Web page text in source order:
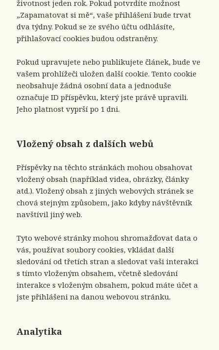
životnost jeden rok. Pokud potvrdíte možnost
„Zapamatovat si mě“, vaše přihlášení bude trvat
dva týdny. Pokud se ze svého účtu odhlásíte,
přihlašovací cookies budou odstraněny.
Pokud upravujete nebo publikujete článek, bude ve
vašem prohlížeči uložen další cookie. Tento cookie
neobsahuje žádná osobní data a jednoduše
označuje ID příspěvku, který jste právě upravili.
Jeho platnost vyprší po 1 dni.
Vložený obsah z dalších webů
Příspěvky na těchto stránkách mohou obsahovat
vložený obsah (například videa, obrázky, články
atd.). Vložený obsah z jiných webových stránek se
chová stejným způsobem, jako kdyby návštěvník
navštívil jiný web.
Tyto webové stránky mohou shromažďovat data o
vás, používat soubory cookies, vkládat další
sledování od třetích stran a sledovat vaši interakci
s tímto vloženým obsahem, včetně sledování
interakce s vloženým obsahem, pokud máte účet a
jste přihlášeni na danou webovou stránku.
Analytika